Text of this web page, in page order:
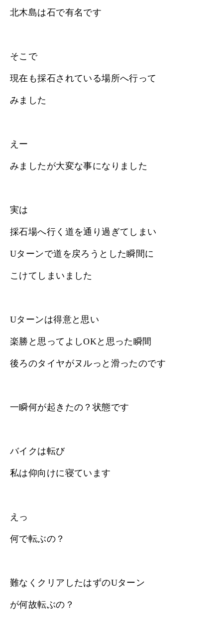
北木島は石で有名です
そこで
現在も採石されている場所へ行って
みました
えー
みましたが大変な事になりました
実は
採石場へ行く道を通り過ぎてしまい
Uターンで道を戻ろうとした瞬間に
こけてしまいました
Uターンは得意と思い
楽勝と思ってよしOKと思った瞬間
後ろのタイヤがヌルっと滑ったのです
一瞬何が起きたの？状態です
バイクは転び
私は仰向けに寝ています
えっ
何で転ぶの？
難なくクリアしたはずのUターン
が何故転ぶの？